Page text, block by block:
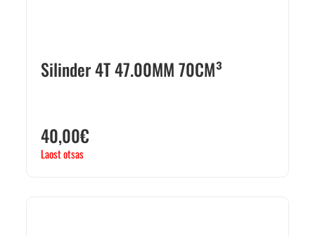
Silinder 4T 47.00MM 70CM³
40,00€
Laost otsas